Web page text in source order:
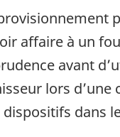
affaire à un
avant
lors
dans